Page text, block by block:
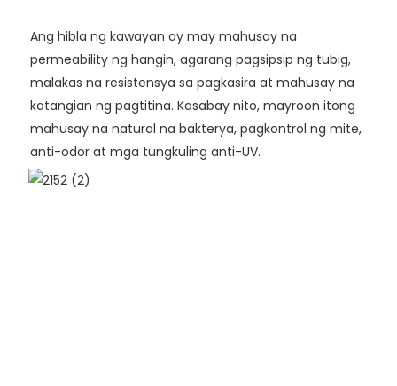
Ang hibla ng kawayan ay may mahusay na
permeability ng hangin, agarang pagsipsip ng tubig,
malakas na resistensya sa pagkasira at mahusay na
katangian ng pagtitina. Kasabay nito, mayroon itong
mahusay na natural na bakterya, pagkontrol ng mite,
anti-odor at mga tungkuling anti-UV.